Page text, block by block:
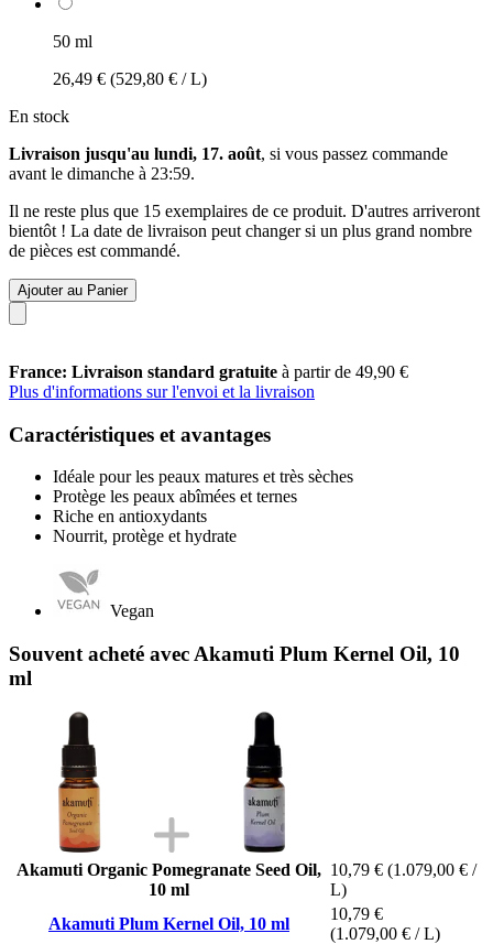
50 ml
26,49 € (529,80 € / L)
En stock
Livraison jusqu'au lundi, 17. août, si vous passez commande
avant le dimanche à 23:59.
Il ne reste plus que 15 exemplaires de ce produit. D'autres arriveront
bientôt ! La date de livraison peut changer si un plus grand nombre
de pièces est commandé.
Ajouter au Panier
France: Livraison standard gratuite à partir de 49,90 €
Plus d'informations sur l'envoi et la livraison
Caractéristiques et avantages
Idéale pour les peaux matures et très sèches
Protège les peaux abîmées et ternes
Riche en antioxydants
Nourrit, protège et hydrate
Vegan
Souvent acheté avec Akamuti Plum Kernel Oil, 10
ml
Akamuti Organic Pomegranate Seed Oil,
10 ml
10,79 € (1.079,00 € /
L)
Akamuti Plum Kernel Oil, 10 ml
10,79 €
(1.079,00 € / L)